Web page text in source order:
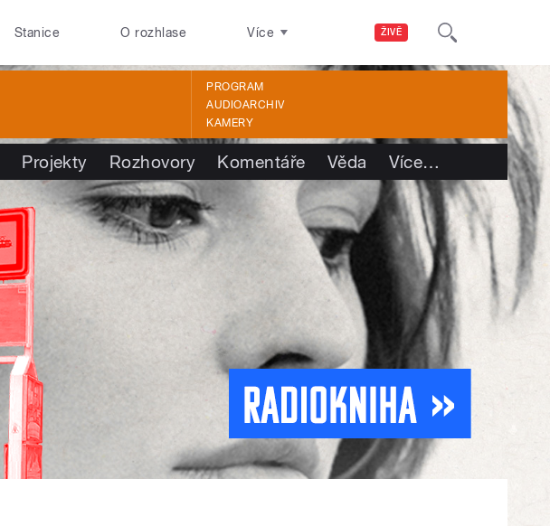
ŽIVĚ
Stanice O rozhlase Více
PROGRAM
AUDIOARCHIV
KAMERY
Projekty Rozhovory Komentáře Věda Více…